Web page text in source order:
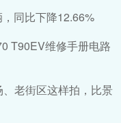
同比下降12.66%
T90EV维修手册电路
老街区这样拍，比景